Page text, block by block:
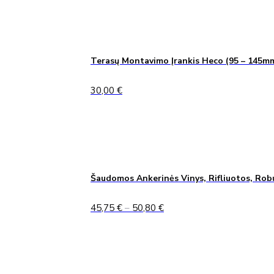
Terasų Montavimo Įrankis Heco (95 –
30,00 €
Šaudomos Ankerinės Vinys, Rifliuotos,
45,75 € – 50,80 €Price